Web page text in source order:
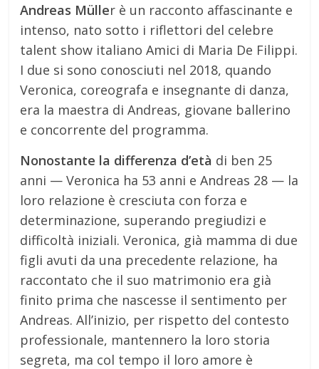
Andreas Müller è un racconto affascinante e
intenso, nato sotto i riflettori del celebre
talent show italiano Amici di Maria De Filippi.
I due si sono conosciuti nel 2018, quando
Veronica, coreografa e insegnante di danza,
era la maestra di Andreas, giovane ballerino
e concorrente del programma.
Nonostante la differenza d’età di ben 25
anni — Veronica ha 53 anni e Andreas 28 — la
loro relazione è cresciuta con forza e
determinazione, superando pregiudizi e
difficoltà iniziali. Veronica, già mamma di due
figli avuti da una precedente relazione, ha
raccontato che il suo matrimonio era già
finito prima che nascesse il sentimento per
Andreas. All’inizio, per rispetto del contesto
professionale, mantennero la loro storia
segreta, ma col tempo il loro amore è